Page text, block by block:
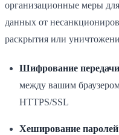
организационные меры
данных от
раскрытия или
Шифрование
между вашим
HTTPS/SSL
Хеширование паролей